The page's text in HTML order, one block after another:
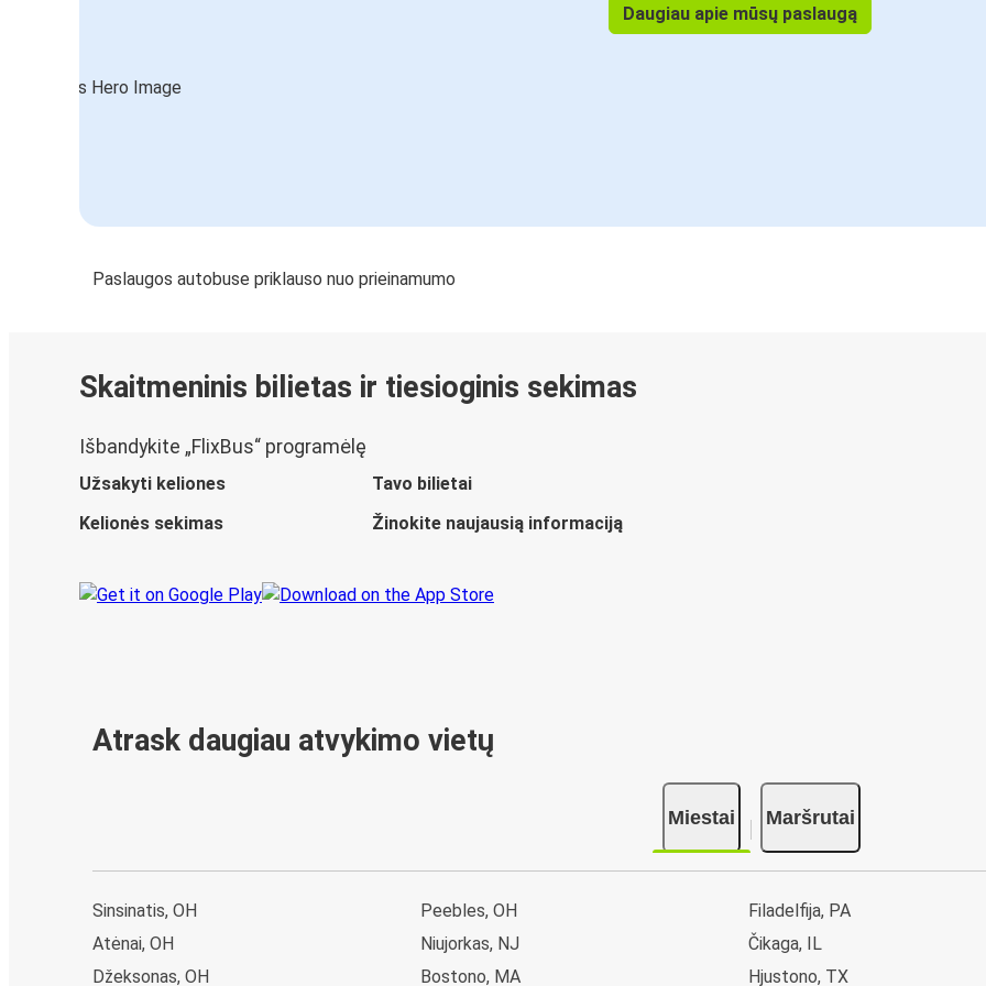
Daugiau apie mūsų paslaugą
Paslaugos autobuse priklauso nuo prieinamumo
Skaitmeninis bilietas ir tiesioginis sekimas
Išbandykite „FlixBus“ programėlę
Užsakyti keliones
Tavo bilietai
Kelionės sekimas
Žinokite naujausią informaciją
Atrask daugiau atvykimo vietų
Miestai Maršrutai
Sinsinatis, OH
Atėnai, OH
Džeksonas, OH
Peebles, OH
Niujorkas, NJ
Bostono, MA
Filadelfija, PA
Čikaga, IL
Hjustono, TX